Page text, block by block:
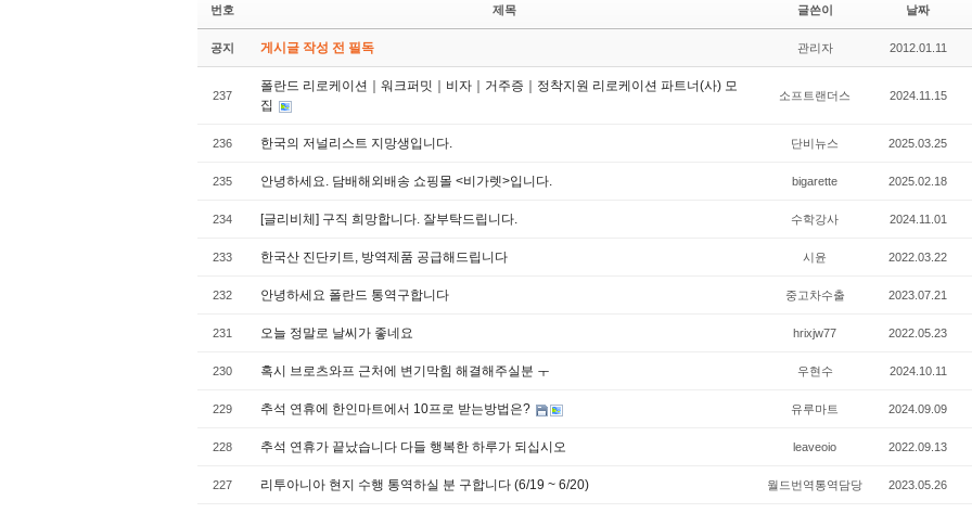
번호 제목 글쓴이 날짜
공지 게시글 작성 전 필독 관리자 2012.01.11
237
폴란드 리로케이션｜워크퍼밋｜비자｜거주증｜정착지원 리로케이션 파트너(사) 모
집
소프트랜더스 2024.11.15
236 한국의 저널리스트 지망생입니다. 단비뉴스 2025.03.25
235 안녕하세요. 담배해외배송 쇼핑몰 <비가렛>입니다. bigarette 2025.02.18
234 [글리비체] 구직 희망합니다. 잘부탁드립니다. 수학강사 2024.11.01
233 한국산 진단키트, 방역제품 공급해드립니다 시윤 2022.03.22
232 안녕하세요 폴란드 통역구합니다 중고차수출 2023.07.21
231 오늘 정말로 날씨가 좋네요 hrixjw77 2022.05.23
230 혹시 브로츠와프 근처에 변기막힘 해결해주실분 ㅜ 우현수 2024.10.11
229 추석 연휴에 한인마트에서 10프로 받는방법은? 유루마트 2024.09.09
228 추석 연휴가 끝났습니다 다들 행복한 하루가 되십시오 leaveoio 2022.09.13
227 리투아니아 현지 수행 통역하실 분 구합니다 (6/19 ~ 6/20) 월드번역통역담당 2023.05.26